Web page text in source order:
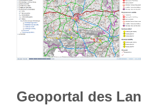
Geoportal des